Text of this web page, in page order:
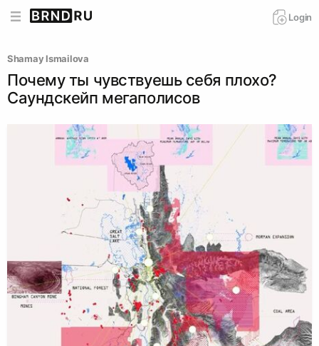
Login
Shamay Ismailova
Почему ты чувствуешь себя плохо?
Саундскейп мегаполисов